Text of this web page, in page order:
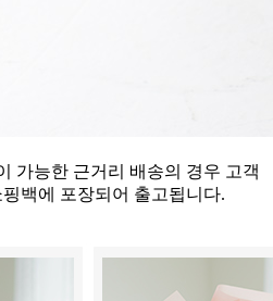
가능한 근거리 배송의 경우 고객
백에 포장되어 출고됩니다.